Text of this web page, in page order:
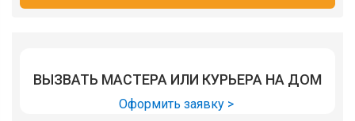
ВЫЗВАТЬ МАСТЕРА ИЛИ КУРЬЕРА НА ДОМ
Оформить заявку >